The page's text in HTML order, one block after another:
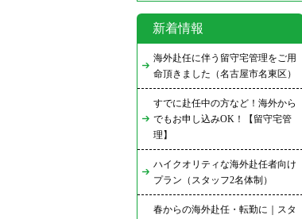
新着情報
海外赴任に伴う留守宅管理をご用
命頂きました（名古屋市名東区）
すでに赴任中の方など！海外から
でもお申し込みOK！【留守宅管
理】
ハイクオリティな海外赴任者向け
プラン（スタッフ2名体制）
春からの海外赴任・転勤に｜スタ